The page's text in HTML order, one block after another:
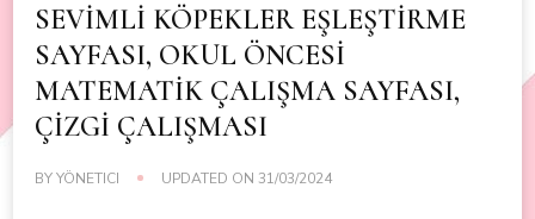
SEVİMLİ KÖPEKLER EŞLEŞTİRME
SAYFASI, OKUL ÖNCESİ
MATEMATİK ÇALIŞMA SAYFASI,
ÇİZGİ ÇALIŞMASI
BYYÖNETICI UPDATED ON 31/03/2024